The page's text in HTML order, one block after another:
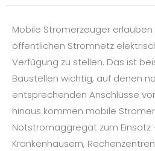
Mobile Stromerzeuger
öffentlichen Stromnetz
Verfügung zu stellen. Das ist
Baustellen wichtig, auf denen
entsprechenden Anschlüsse
hinaus kommen mobile
Notstromaggregat zum Einsatz
Krankenhäusern,